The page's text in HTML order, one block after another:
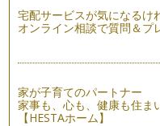
英語のリスニング力 その
英語のリスニング力とは
ても奥深いものです。私
言語学習を多面的に考える
先日、輝くママの一員で
宅配サービスが気になるけ
オンライン相談で質問＆プ
家が子育てのパートナー
家事も、心も、健康も住ま
【HESTAホーム】